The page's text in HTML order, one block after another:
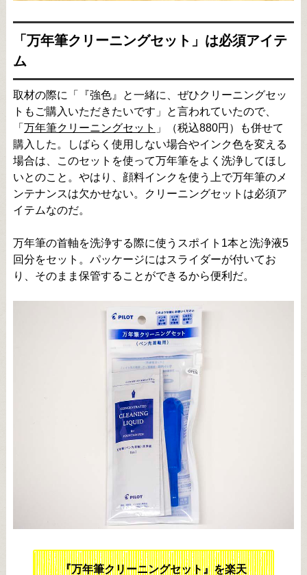
「万年筆クリーニングセット」は必須アイテ
ム
取材の際に「『強色』と一緒に、ぜひクリーニングセッ
トもご購入いただきたいです」と言われていたので、
「 万年筆クリーニングセット 」（税込880円）も併せて
購入した。しばらく使用しない場合やインク色を変える
場合は、このセットを使って万年筆をよく洗浄してほし
いとのこと。やはり、顔料インクを使う上で万年筆のメ
ンテナンスは欠かせない。クリーニングセットは必須ア
イテムなのだ。
万年筆の首軸を洗浄する際に使うスポイト1本と洗浄液5
回分をセット。パッケージにはスライダーが付いてお
り、そのまま保管することができるから便利だ。
『万年筆クリーニングセット』を楽天